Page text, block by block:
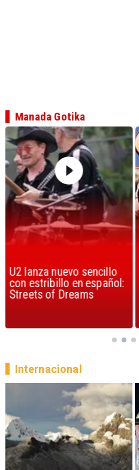
U2 lanza nuevo sencillo
con estribillo en español:
Streets of Dreams
Manada Gotika
Internacional